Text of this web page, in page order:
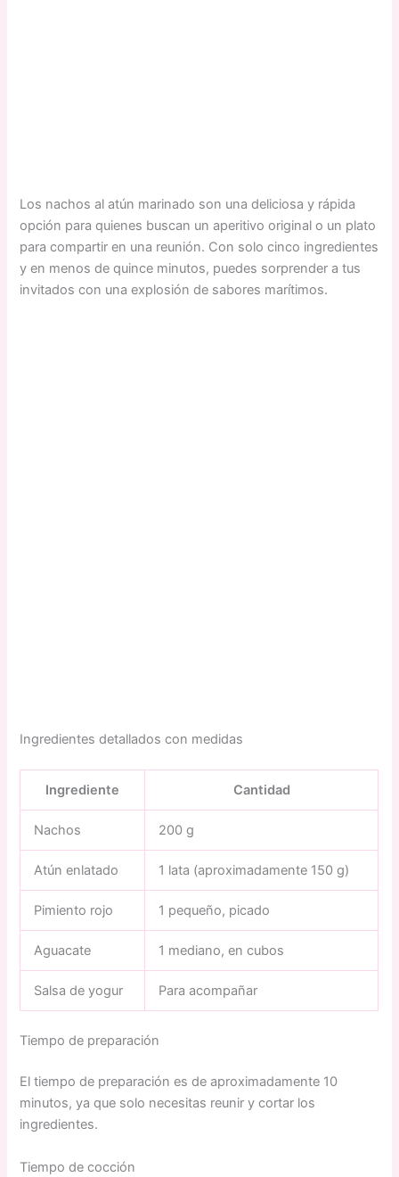
Los nachos al atún marinado son una deliciosa y rápida
opción para quienes buscan un aperitivo original o un plato
para compartir en una reunión. Con solo cinco ingredientes
y en menos de quince minutos, puedes sorprender a tus
invitados con una explosión de sabores marítimos.
Ingredientes detallados con medidas
Ingrediente Cantidad
Nachos 200 g
Atún enlatado 1 lata (aproximadamente 150 g)
Pimiento rojo 1 pequeño, picado
Aguacate 1 mediano, en cubos
Salsa de yogur Para acompañar
Tiempo de preparación
El tiempo de preparación es de aproximadamente 10
minutos, ya que solo necesitas reunir y cortar los
ingredientes.
Tiempo de cocción